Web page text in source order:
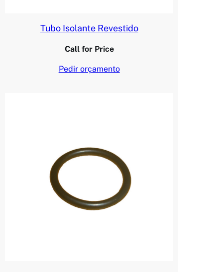
Tubo Isolante Revestido
Call for Price
Pedir orçamento